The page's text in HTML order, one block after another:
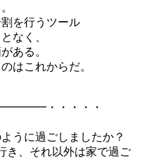
を行うツール
なく、
ある。
はこれからだ。
・・・・・
うに過ごしましたか？
き、それ以外は家で過ご